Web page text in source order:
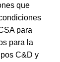
que
para
para la
C&D y